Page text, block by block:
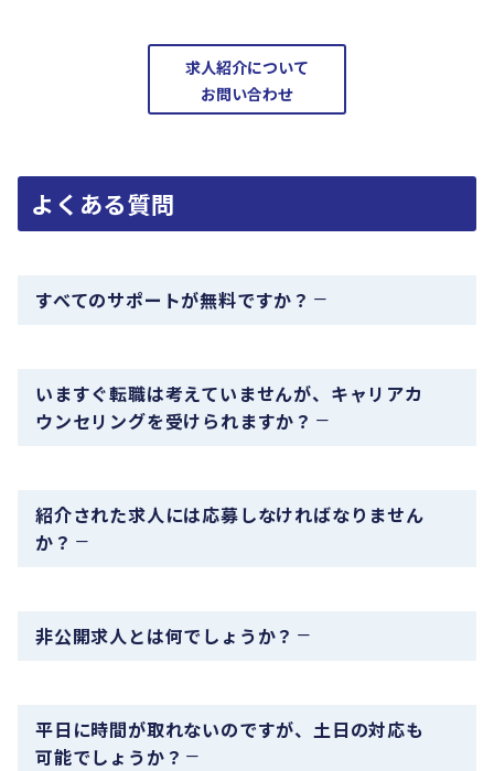
求人紹介について
お問い合わせ
よくある質問
すべてのサポートが無料ですか？
いますぐ転職は考えていませんが、キャリアカ
ウンセリングを受けられますか？
紹介された求人には応募しなければなりません
か？
非公開求人とは何でしょうか？
平日に時間が取れないのですが、土日の対応も
可能でしょうか？